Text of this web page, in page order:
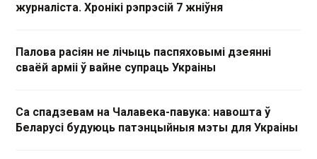
журналіста. Хронікі рэпрэсій 7 жніўня
Палова расіян не лічыць паспяховымі дзеянні
сваёй арміі ў вайне супраць Украіны
Са спадзевам на Чалавека-павука: навошта ў
Беларусі будуюць патэнцыйныя мэты для Украіны